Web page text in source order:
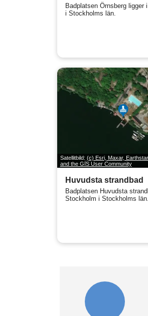
Badplatsen Örnsberg ligger
i Stockholms län.
Satellitbild: (c) Esri, Maxar,
and the GIS User Community
Huvudsta strandbad
Badplatsen Huvudsta
Stockholm i Stockholms län.